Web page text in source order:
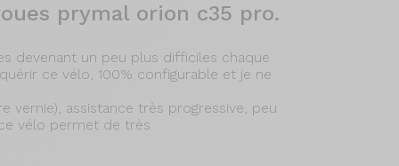
prymal orion c35 pro.
devenant un peu plus difficiles chaque
ce vélo, 100% configurable et je ne
vernie), assistance très progressive, peu
vélo permet de très